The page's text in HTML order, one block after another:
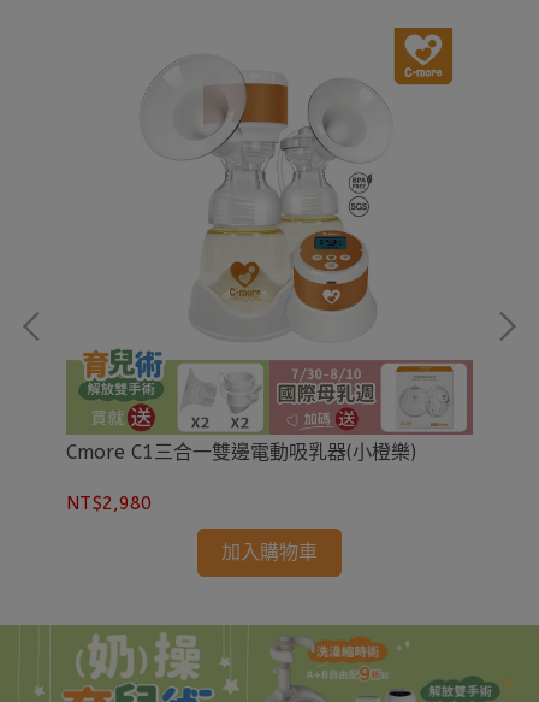
Cmore C1三合一雙邊電動吸乳器(小橙樂)
NT$2,980
加入購物車